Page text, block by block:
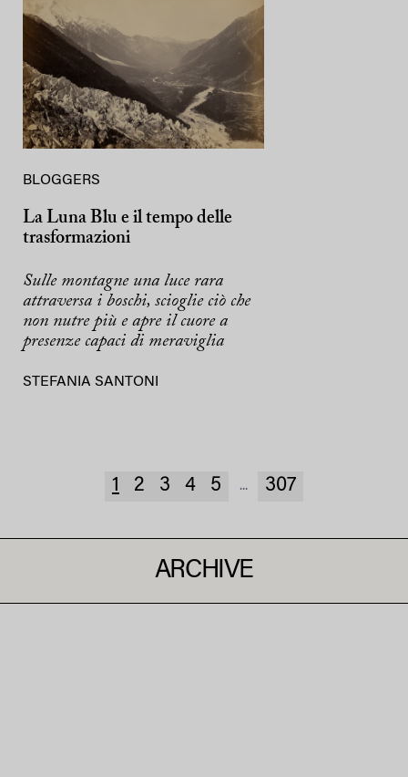
BLOGGERS
La Luna Blu e il tempo delle
trasformazioni
Sulle montagne una luce rara
attraversa i boschi, scioglie ciò che
non nutre più e apre il cuore a
presenze capaci di meraviglia
STEFANIA SANTONI
1 2 3 4 5 ... 307
ARCHIVE